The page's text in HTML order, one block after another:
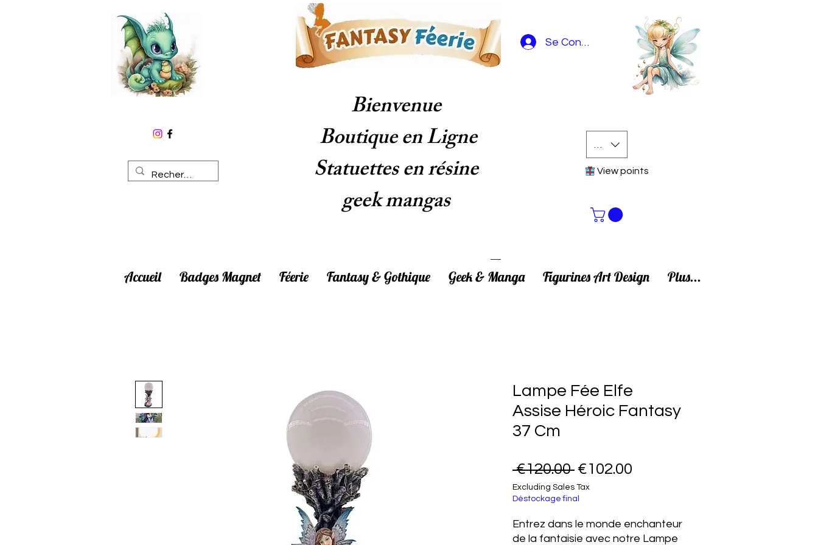
Se Connecter
EUR (€)
View points
Bienvenue
Boutique en Ligne
Statuettes en résine
geek mangas
Accueil Badges Magnet Féerie Fantasy & Gothique Geek & Manga Figurines Art Design Plus...
Lampe Fée Elfe
Assise Héroic Fantasy
37 Cm
€120.00 Regular Price
€102.00
Excluding Sales Tax
Déstockage final
Entrez dans le monde enchanteur
de la fantaisie avec notre Lampe